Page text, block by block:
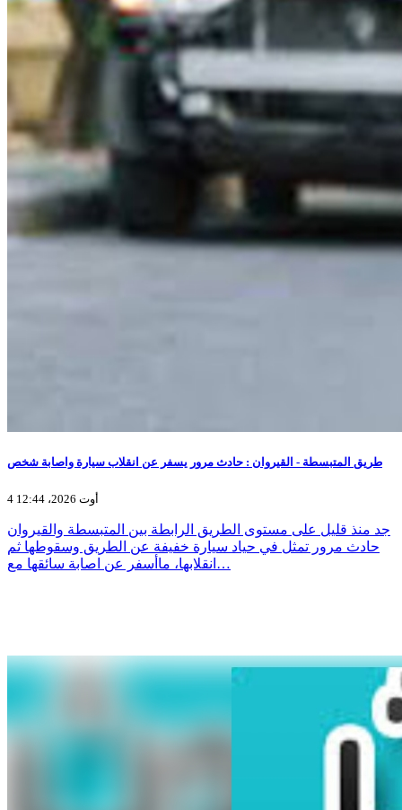
طريق المتبسطة - القيروان : حادث مرور يسفر عن انقلاب سيارة واصابة شخص
4 أوت 2026، 12:44
جد منذ قليل على مستوى الطريق الرابطة بين المتبسطة والقيروان
حادث مرور تمثل في حياد سيارة خفيفة عن الطريق وسقوطها ثم
انقلابها، ماأسفر عن اصابة سائقها مع…